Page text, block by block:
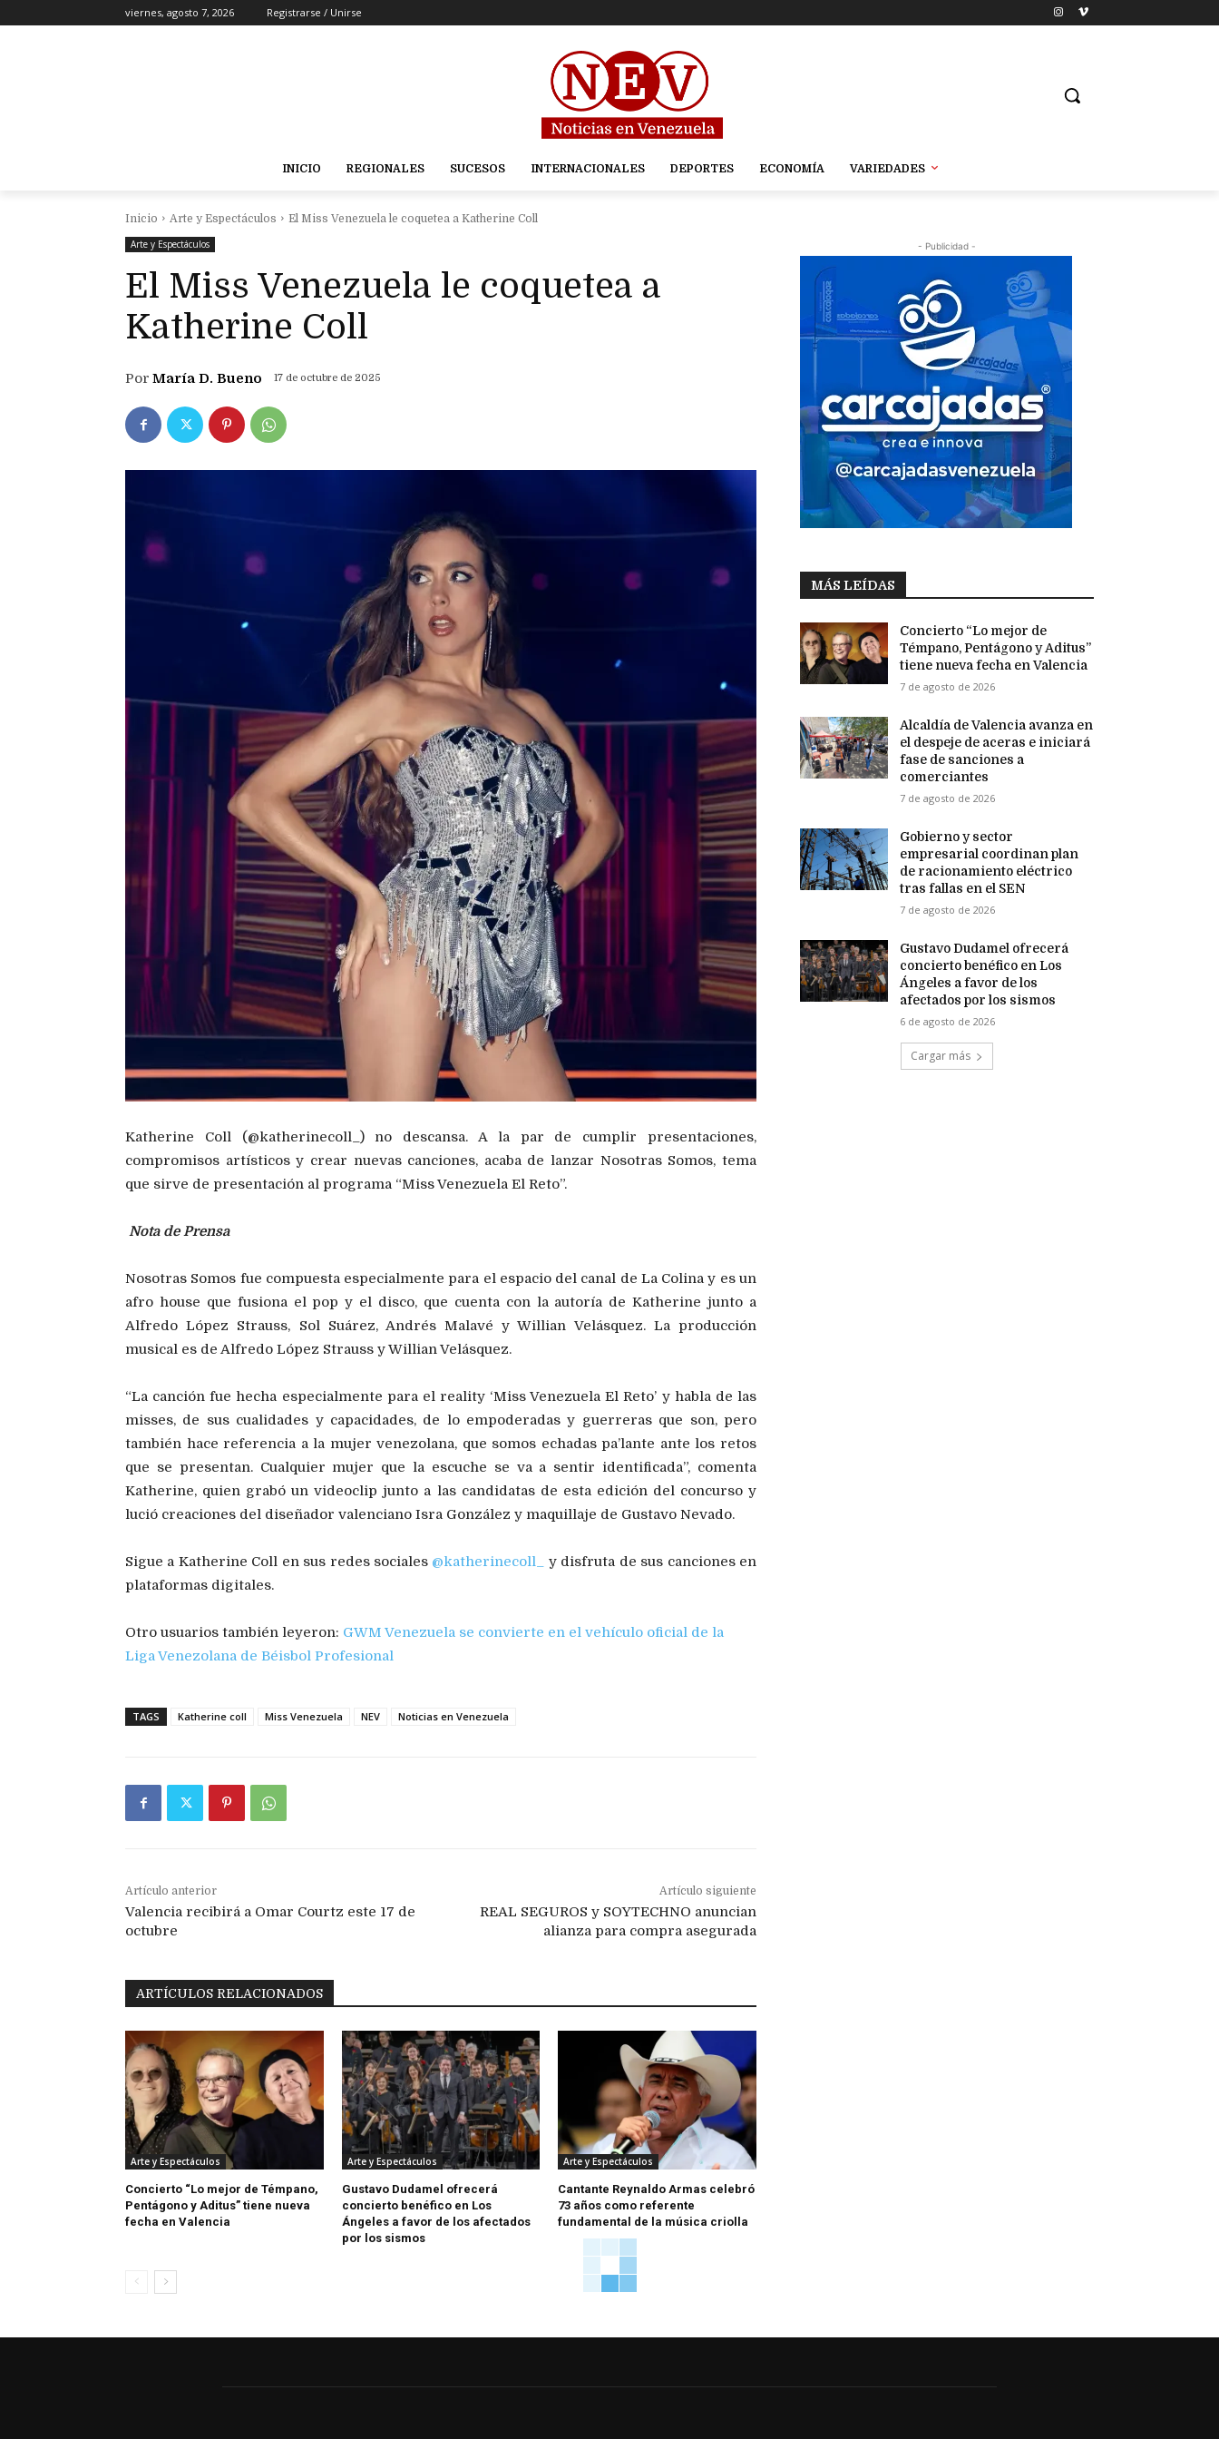
viernes, agosto 7, 2026 Registrarse / Unirse
INICIO REGIONALES SUCESOS INTERNACIONALES DEPORTES ECONOMÍA VARIEDADES
Inicio Arte y Espectáculos
El Miss Venezuela le coquetea a Katherine Coll
Arte y Espectáculos
El Miss Venezuela le coquetea a
Katherine Coll
Por María D. Bueno 17 de octubre de 2025
Katherine Coll (@katherinecoll_) no descansa. A la par de cumplir presentaciones,
compromisos artísticos y crear nuevas canciones, acaba de lanzar Nosotras Somos, tema
que sirve de presentación al programa “Miss Venezuela El Reto”.
Nota de Prensa
Nosotras Somos fue compuesta especialmente para el espacio del canal de La Colina y es un
afro house que fusiona el pop y el disco, que cuenta con la autoría de Katherine junto a
Alfredo López Strauss, Sol Suárez, Andrés Malavé y Willian Velásquez. La producción
musical es de Alfredo López Strauss y Willian Velásquez.
“La canción fue hecha especialmente para el reality ‘Miss Venezuela El Reto’ y habla de las
misses, de sus cualidades y capacidades, de lo empoderadas y guerreras que son, pero
también hace referencia a la mujer venezolana, que somos echadas pa’lante ante los retos
que se presentan. Cualquier mujer que la escuche se va a sentir identificada”, comenta
Katherine, quien grabó un videoclip junto a las candidatas de esta edición del concurso y
lució creaciones del diseñador valenciano Isra González y maquillaje de Gustavo Nevado.
Sigue a Katherine Coll en sus redes sociales @katherinecoll_
y disfruta de sus canciones en
plataformas digitales.
Otro usuarios también leyeron: GWM Venezuela se convierte en el vehículo oficial de la
Liga Venezolana de Béisbol Profesional
TAGS Katherine coll Miss Venezuela NEV Noticias en Venezuela
Artículo anterior
Valencia recibirá a Omar Courtz este 17 de
octubre
Artículo siguiente
REAL SEGUROS y SOYTECHNO anuncian
alianza para compra asegurada
ARTÍCULOS RELACIONADOS
Arte y Espectáculos
Concierto “Lo mejor de Témpano,
Pentágono y Aditus” tiene nueva
fecha en Valencia
Arte y Espectáculos
Gustavo Dudamel ofrecerá
concierto benéfico en Los
Ángeles a favor de los afectados
por los sismos
Arte y Espectáculos
Cantante Reynaldo Armas celebró
73 años como referente
fundamental de la música criolla
- Publicidad -
MÁS LEÍDAS
Concierto “Lo mejor de
Témpano, Pentágono y Aditus”
tiene nueva fecha en Valencia
7 de agosto de 2026
Alcaldía de Valencia avanza en
el despeje de aceras e iniciará
fase de sanciones a
comerciantes
7 de agosto de 2026
Gobierno y sector
empresarial coordinan plan
de racionamiento eléctrico
tras fallas en el SEN
7 de agosto de 2026
Gustavo Dudamel ofrecerá
concierto benéfico en Los
Ángeles a favor de los
afectados por los sismos
6 de agosto de 2026
Cargar más